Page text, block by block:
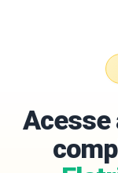
Acesse